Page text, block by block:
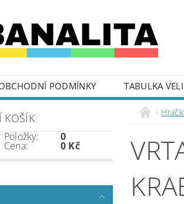
PODMÍNKY TABULKA
KOŠÍK
Položky:
Cena:
0
0 Kč